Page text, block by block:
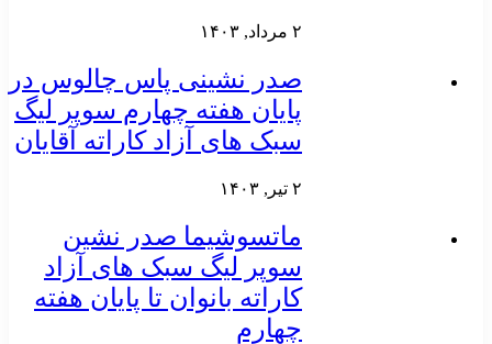
۲ مرداد, ۱۴۰۳
صدر نشینی پاس چالوس در
پایان هفته چهارم سوپر لیگ
سبک های آزاد کاراته آقایان
۲ تیر, ۱۴۰۳
ماتسوشیما صدر نشین
سوپر لیگ سبک های آزاد
کاراته بانوان تا پایان هفته
چهارم